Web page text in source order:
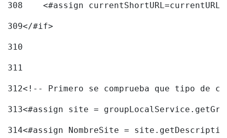
308
<#assign currentShortURL=currentURL
309</#if>
310
311
312<!-- Primero se comprueba que tipo
313<#assign site =
314<#assign NombreSite =